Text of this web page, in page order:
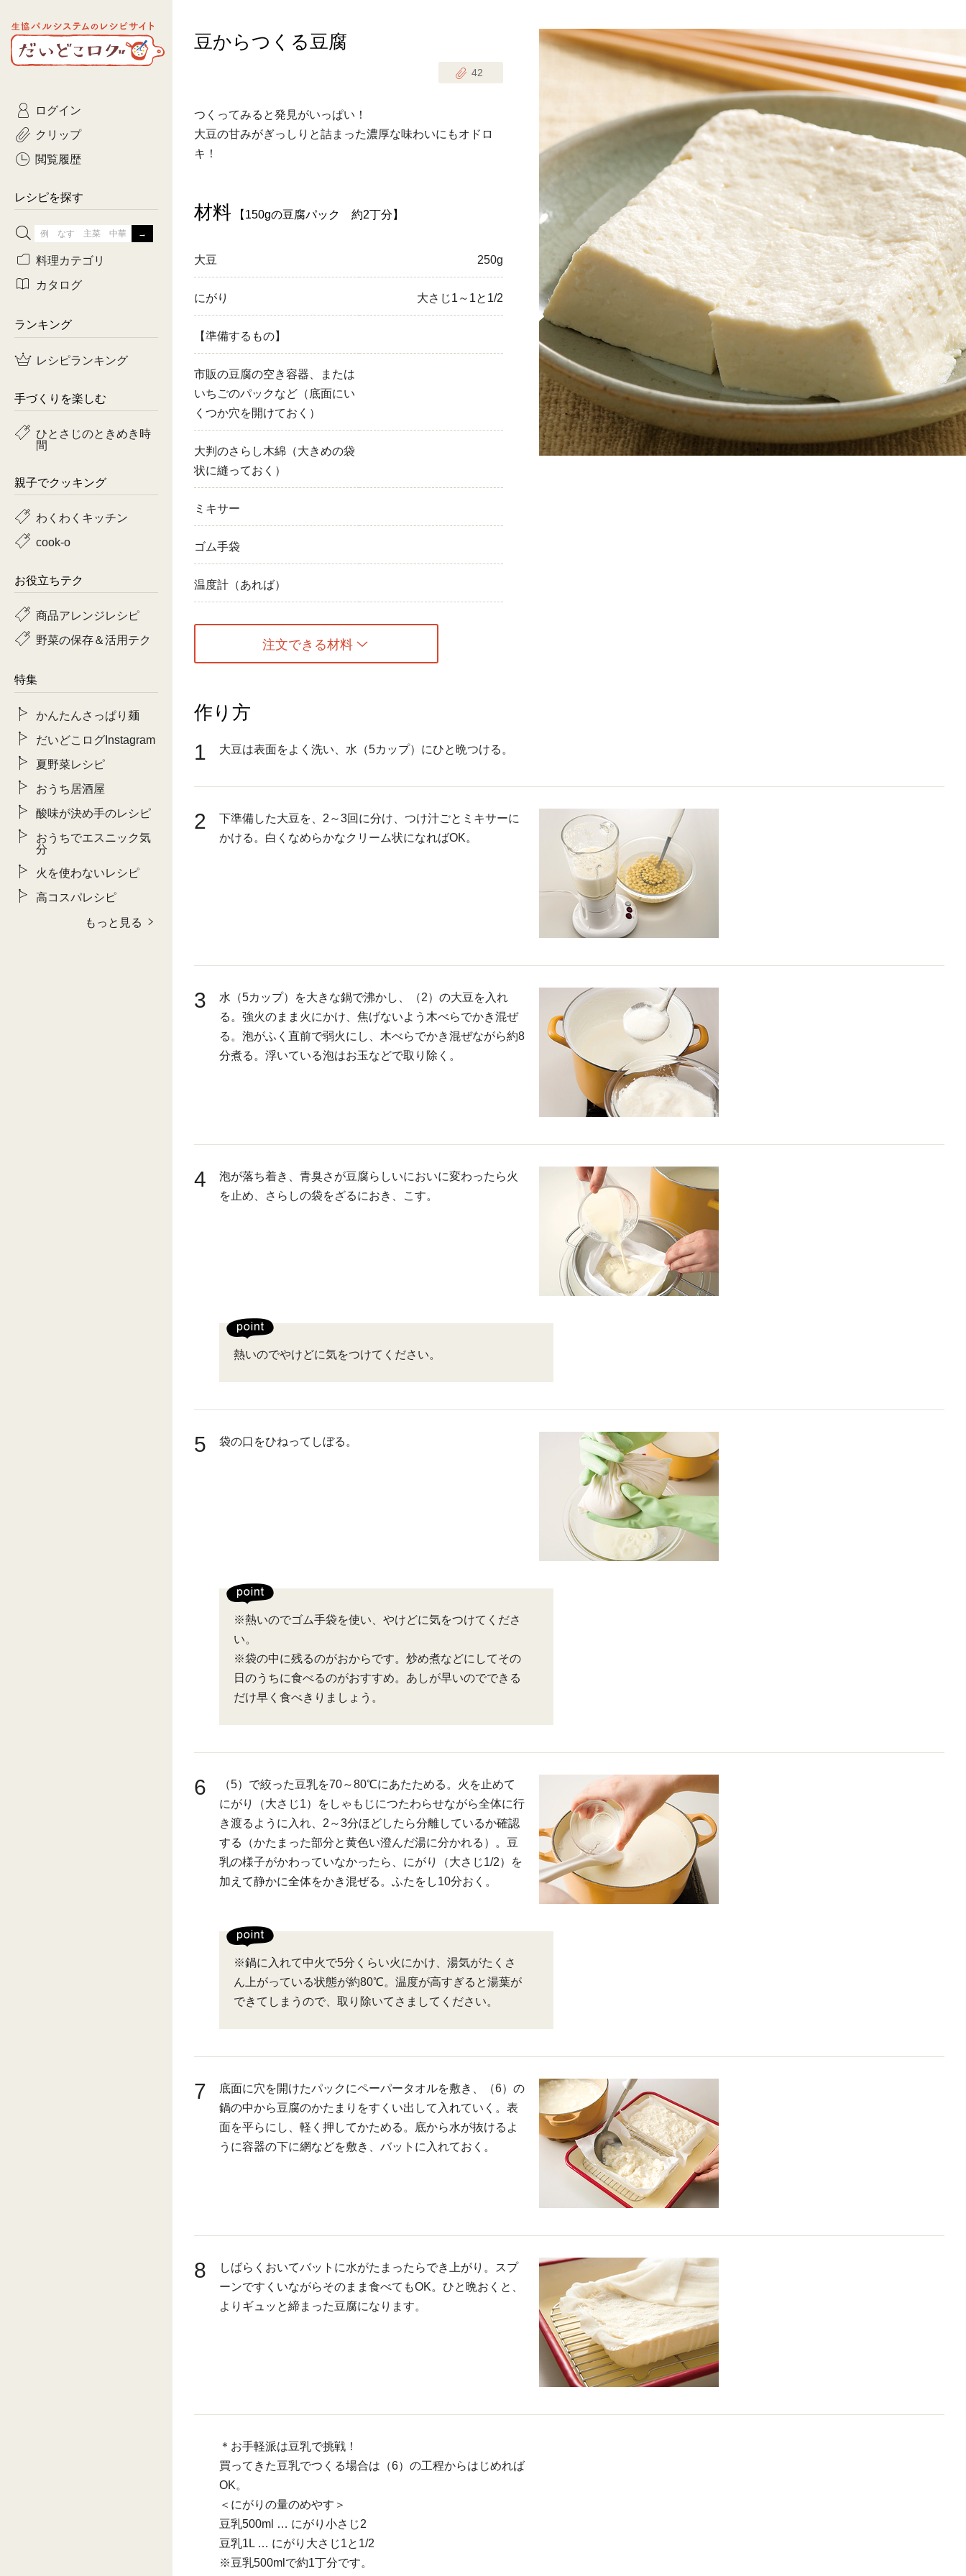
生協パルシステムのレシピ
サイト
だいどこログ
豆からつくる豆腐
42
つくってみると発見がいっぱい！
大豆の甘みがぎっしりと詰まった濃厚な味わいにもオドロ
キ！
材料 【150gの豆腐パック 約2丁分】
大豆 250g
にがり 大さじ1～1と1/2
【準備するもの】
市販の豆腐の空き容器、または
いちごのパックなど（底面にい
くつか穴を開けておく）
大判のさらし木綿（大きめの袋
状に縫っておく）
ミキサー
ゴム手袋
温度計（あれば）
注文できる材料
作り方
1 大豆は表面をよく洗い、水（5カップ）にひと晩つける。
2
下準備した大豆を、2～3回に分け、つけ汁ごとミキサーに
かける。白くなめらかなクリーム状になればOK。
3
水（5カップ）を大きな鍋で沸かし、（2）の大豆を入れ
る。強火のまま火にかけ、焦げないよう木べらでかき混ぜ
る。泡がふく直前で弱火にし、木べらでかき混ぜながら約8
分煮る。浮いている泡はお玉などで取り除く。
4
泡が落ち着き、青臭さが豆腐らしいにおいに変わったら火
を止め、さらしの袋をざるにおき、こす。
熱いのでやけどに気をつけてください。
5 袋の口をひねってしぼる。
※熱いのでゴム手袋を使い、やけどに気をつけてくださ
い。
※袋の中に残るのがおからです。炒め煮などにしてその
日のうちに食べるのがおすすめ。あしが早いのでできる
だけ早く食べきりましょう。
6
（5）で絞った豆乳を70～80℃にあたためる。火を止めて
にがり（大さじ1）をしゃもじにつたわらせながら全体に行
き渡るように入れ、2～3分ほどしたら分離しているか確認
する（かたまった部分と黄色い澄んだ湯に分かれる）。豆
乳の様子がかわっていなかったら、にがり（大さじ1/2）を
加えて静かに全体をかき混ぜる。ふたをし10分おく。
※鍋に入れて中火で5分くらい火にかけ、湯気がたくさ
ん上がっている状態が約80℃。温度が高すぎると湯葉が
できてしまうので、取り除いてさましてください。
7
底面に穴を開けたパックにペーパータオルを敷き、（6）の
鍋の中から豆腐のかたまりをすくい出して入れていく。表
面を平らにし、軽く押してかためる。底から水が抜けるよ
うに容器の下に網などを敷き、バットに入れておく。
8
しばらくおいてバットに水がたまったらでき上がり。スプ
ーンですくいながらそのまま食べてもOK。ひと晩おくと、
よりギュッと締まった豆腐になります。
＊お手軽派は豆乳で挑戦！
買ってきた豆乳でつくる場合は（6）の工程からはじめれば
OK。
＜にがりの量のめやす＞
豆乳500ml … にがり小さじ2
豆乳1L … にがり大さじ1と1/2
※豆乳500mlで約1丁分です。
ログイン
クリップ
閲覧履歴
レシピを探す
ひとさじのときめき時間
おきらくだ
つくりおき肉魚菜菜セット
有賀薫さんのスープ 飛田和緒さんレシピ
牛肉 豚肉
鶏肉
魚
ピーマン
トマト
料理カテゴリ
主菜
常備菜・作りおき
カタログ
コトコト
yumyumいっしょごはん
ランキング
レシピランキング
手づくりを楽しむ
ひとさじのときめき時
間
親子でクッキング
わくわくキッチン
cook-o
お役立ちテク
商品アレンジレシピ
野菜の保存＆活用テク
特集
かんたんさっぱり麺
だいどこログInstagram
夏野菜レシピ
おうち居酒屋
酸味が決め手のレシピ
おうちでエスニック気
分
火を使わないレシピ
高コスパレシピ
もっと見る